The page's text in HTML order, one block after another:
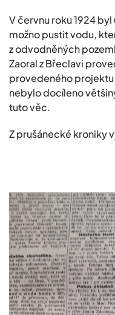
V červnu roku 1924
možno pustit vodu,
z odvodněných
Zaoral z Břeclavi
provedeného
nebylo docíleno
tuto věc.
Z prušánecké kroniky